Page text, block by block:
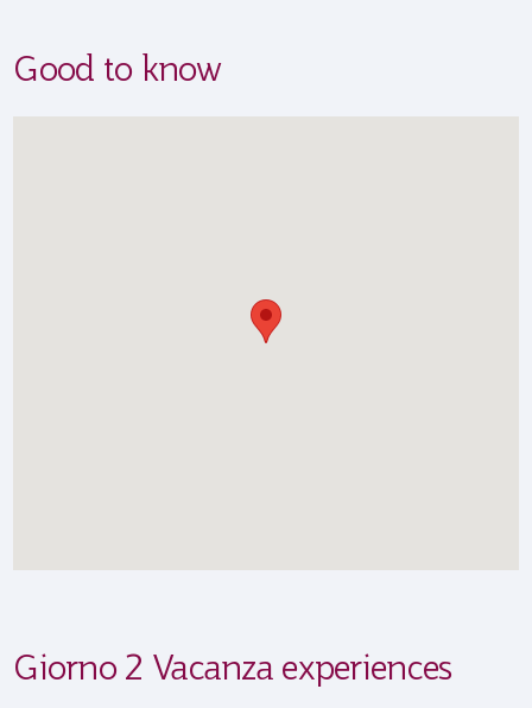
Good to know
Giorno 2 Vacanza experiences